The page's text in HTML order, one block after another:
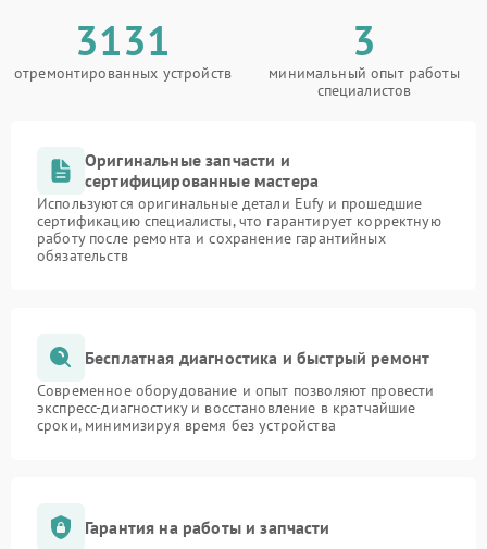
3131
отремонтированных устройств
3
минимальный опыт работы
специалистов
Оригинальные запчасти и
сертифицированные мастера
Используются оригинальные детали Eufy и прошедшие
сертификацию специалисты, что гарантирует корректную
работу после ремонта и сохранение гарантийных
обязательств
Бесплатная диагностика и быстрый ремонт
Современное оборудование и опыт позволяют провести
экспресс-диагностику и восстановление в кратчайшие
сроки, минимизируя время без устройства
Гарантия на работы и запчасти